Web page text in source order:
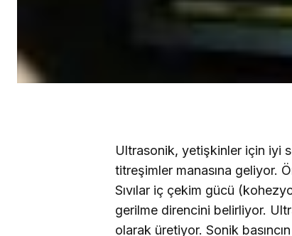
Ultrasonik, yetişkinler için iyi
titreşimler manasına geliyor.
Sıvılar iç çekim gücü
gerilme direncini belirliyor.
olarak üretiyor. Sonik